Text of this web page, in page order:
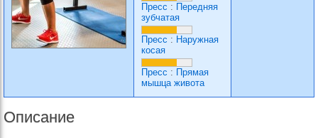
Пресс : Передняя
зубчатая
Пресс : Наружная
косая
Пресс : Прямая
мышца живота
Описание